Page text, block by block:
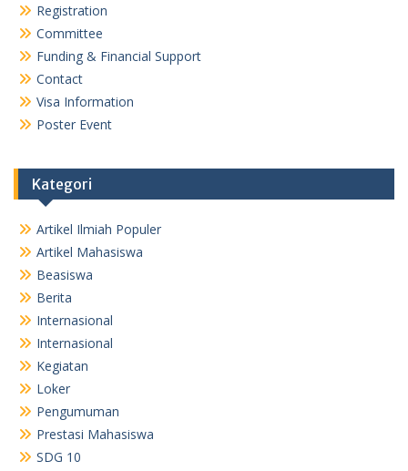
Registration
Committee
Funding & Financial Support
Contact
Visa Information
Poster Event
Kategori
Artikel Ilmiah Populer
Artikel Mahasiswa
Beasiswa
Berita
Internasional
Internasional
Kegiatan
Loker
Pengumuman
Prestasi Mahasiswa
SDG 10